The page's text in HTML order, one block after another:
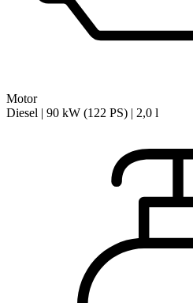
Motor
Diesel | 90 kW (122 PS) | 2,0 l